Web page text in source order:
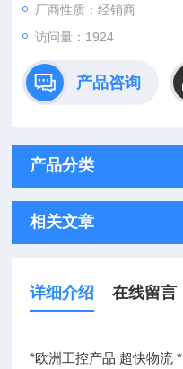
9-N-Tr30x6
厂商性质：经销商
访问量：1924
产品咨询
产品分类
相关文章
详细介绍 在线留言
*欧洲工控产品 超快物流 *